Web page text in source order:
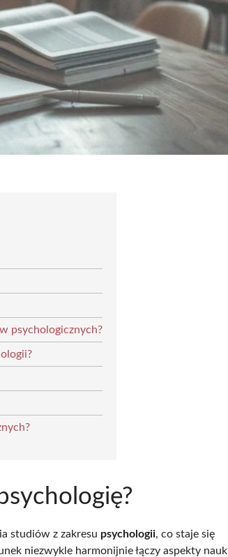
psychologicznych?
studiów z zakresu psychologii, co staje się
niezwykle harmonijnie łączy aspekty nauk